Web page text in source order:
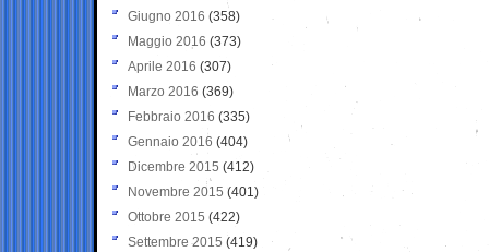
Giugno 2016 (358)
Maggio 2016 (373)
Aprile 2016 (307)
Marzo 2016 (369)
Febbraio 2016 (335)
Gennaio 2016 (404)
Dicembre 2015 (412)
Novembre 2015 (401)
Ottobre 2015 (422)
Settembre 2015 (419)